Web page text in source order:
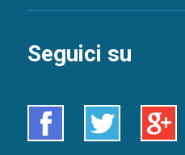
Seguici su
Facebook Twitter Google+